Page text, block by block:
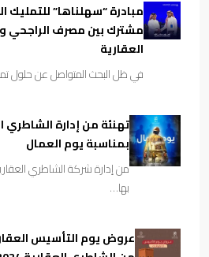
مبادرة “سهلناها” للتمليك
مشترك بين مصرف الراجحي
العقارية
في ظل البحث المتواصل عن حلول
تهنئة من إدارة الشاطري
بمناسبة يوم العمال
من إدارة شركة الشاطري
بها…
عروض يوم التأسيس